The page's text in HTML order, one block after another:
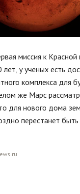
миссия к
лет, у ученых есть
комплекса для
же Марс
для нового дома
перестанет